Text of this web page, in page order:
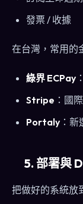
發票 / 收據
在台灣，常用的
綠界 ECPay
Stripe ：國
Portaly ：
5. 部署與
把做好的系統放